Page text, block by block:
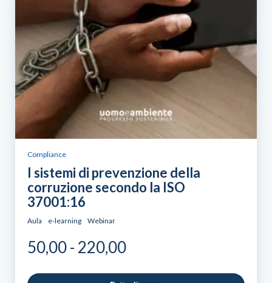
Compliance
I sistemi di prevenzione della
corruzione secondo la ISO
37001:16
Aula e-learning Webinar
50,00- 220,00Fascia
prezzo: